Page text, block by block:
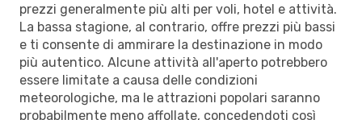
prezzi generalmente più alti per voli, hotel e attività.
La bassa stagione, al contrario, offre prezzi più bassi
e ti consente di ammirare la destinazione in modo
più autentico. Alcune attività all'aperto potrebbero
essere limitate a causa delle condizioni
meteorologiche, ma le attrazioni popolari saranno
probabilmente meno affollate, concedendoti così